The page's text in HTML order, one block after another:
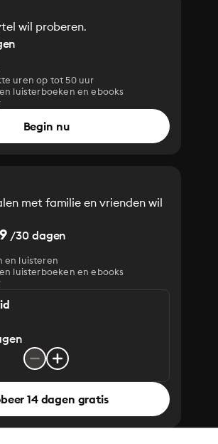
wil proberen.
uren op tot 50 uur
luisterboeken en ebooks
Begin nu
met familie en vrienden wil
/30 dagen
en luisteren
luisterboeken en ebooks
14 dagen gratis